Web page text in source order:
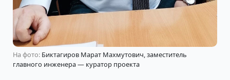
На фото: Биктагиров Марат Махмутович, заместитель
главного инженера — куратор проекта